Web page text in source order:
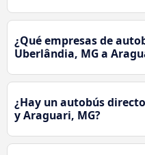
¿Qué empresas de
Uberlândia, MG a
¿Hay un autobús
y Araguari, MG?